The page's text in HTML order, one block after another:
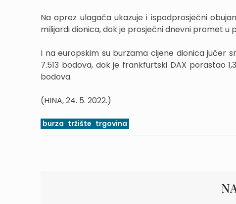
Na oprez ulagača ukazuje i ispodprosječni
milijardi dionica, dok je prosječni dnevni promet u
I na europskim su burzama cijene dionica jučer
7.513 bodova, dok je frankfurtski DAX porastao
bodova.
(HINA, 24. 5. 2022.)
burza tržište trgovina